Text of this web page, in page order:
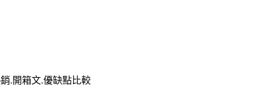
.開箱文.優缺點比較